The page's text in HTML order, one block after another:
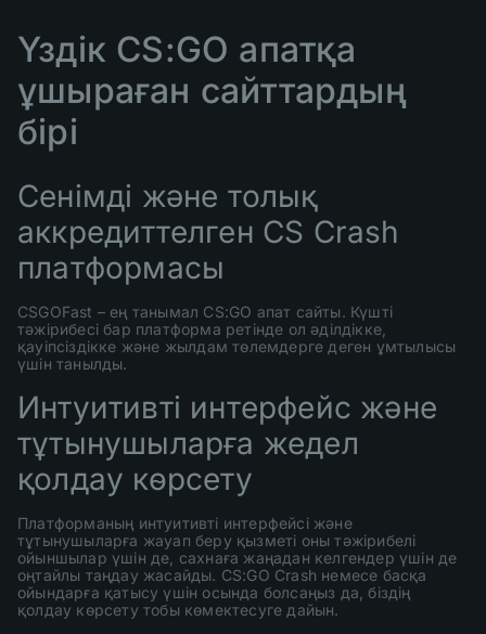
Үздік CS:GO апатқа
ұшыраған сайттардың
бірі
Сенімді және толық
аккредиттелген CS Crash
платформасы
CSGOFast – ең танымал CS:GO апат сайты. Күшті
тәжірибесі бар платформа ретінде ол әділдікке,
қауіпсіздікке және жылдам төлемдерге деген ұмтылысы
үшін танылды.
Интуитивті интерфейс және
тұтынушыларға жедел
қолдау көрсету
Платформаның интуитивті интерфейсі және
тұтынушыларға жауап беру қызметі оны тәжірибелі
ойыншылар үшін де, сахнаға жаңадан келгендер үшін де
оңтайлы таңдау жасайды. CS:GO Crash немесе басқа
ойындарға қатысу үшін осында болсаңыз да, біздің
қолдау көрсету тобы көмектесуге дайын.